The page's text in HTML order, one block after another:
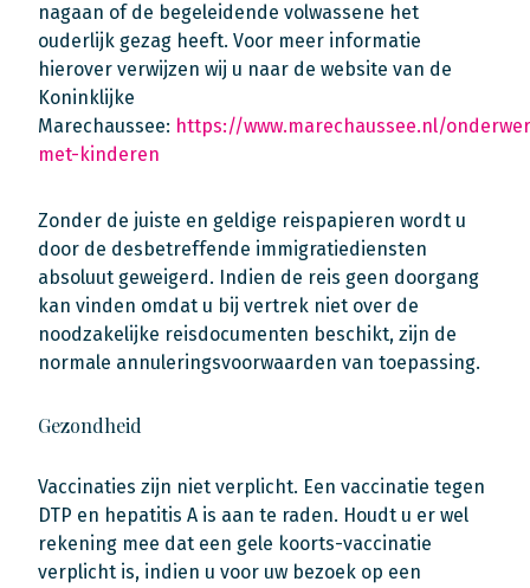
nagaan of de begeleidende volwassene het
ouderlijk gezag heeft. Voor meer informatie
hierover verwijzen wij u naar de website van de
Koninklijke
Marechaussee: https://www.marechaussee.nl/
met-kinderen
Zonder de juiste en geldige reispapieren wordt u
door de desbetreffende immigratiediensten
absoluut geweigerd. Indien de reis geen doorgang
kan vinden omdat u bij vertrek niet over de
noodzakelijke reisdocumenten beschikt, zijn de
normale annuleringsvoorwaarden van toepassing.
Gezondheid
Vaccinaties zijn niet verplicht. Een vaccinatie tegen
DTP en hepatitis A is aan te raden. Houdt u er wel
rekening mee dat een gele koorts-vaccinatie
verplicht is, indien u voor uw bezoek op een